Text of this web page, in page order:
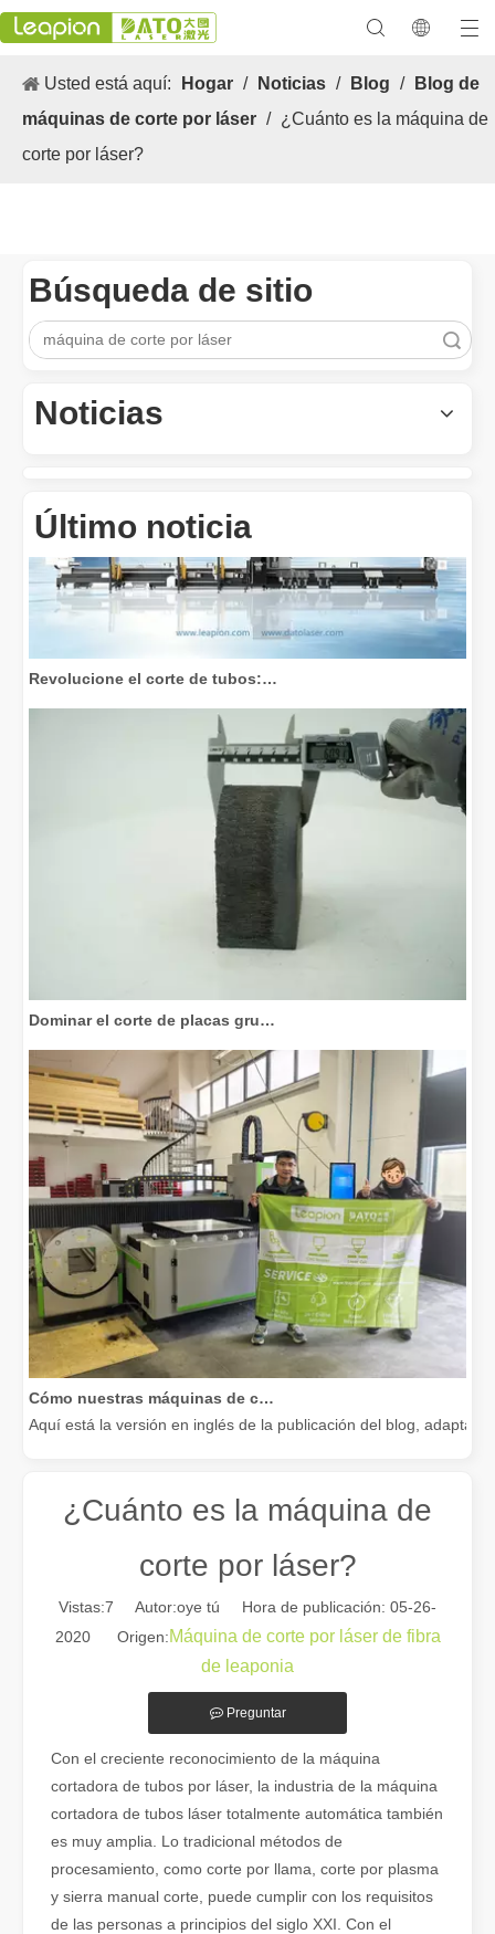
Usted está aquí: Hogar / Noticias / Blog /
Blog de
máquinas de corte por láser / ¿Cuánto es la máquina de
corte por láser?
Búsqueda de sitio
Noticias
Último noticia
Revolucione el corte de tubos: cómo las máquinas cortadoras de tubos por láser transforman la fabricación
Dominar el corte de placas gruesas: cómo las máquinas de corte por láser de fibra revolucionan la fabricación
Cómo nuestras máquinas de corte por láser están fortaleciendo la fabricación mexicana
Aquí está la versión en inglés de la publicación del blog,
Guía 2026: Cómo las máquinas cortadoras de tubos por láser de fibra están revolucionando la fabricación de tuberías
Guía 2026: Cómo las máquinas cortadoras de tubos por láser
¿Cuánto es la máquina de
corte por láser?
Vistas:7 Autor:oye tú Hora de publicación: 05-26-
2020 Origen:Máquina de corte por láser de fibra
de leaponia
Preguntar
Con el creciente reconocimiento de la máquina
cortadora de tubos por láser, la industria de la máquina
cortadora de tubos láser totalmente automática también
es muy amplia. Lo tradicional métodos de
procesamiento, como corte por llama, corte por plasma
y sierra manual corte, puede cumplir con los requisitos
de las personas a principios del siglo XXI. Con el